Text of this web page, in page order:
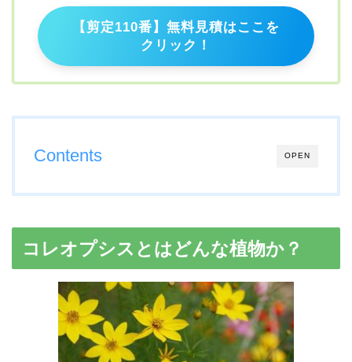
【剪定110番】無料見積はここを
クリック！
OPEN
Contents
コレオプシスとはどんな植物か？